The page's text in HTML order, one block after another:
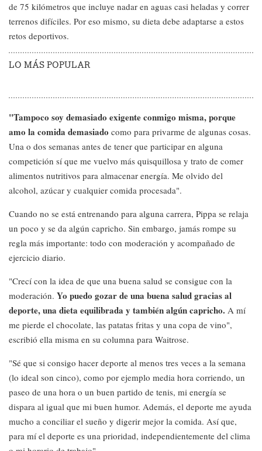
de 75 kilómetros que incluye nadar en aguas casi heladas y correr
terrenos difíciles. Por eso mismo, su dieta debe adaptarse a estos
retos deportivos.
LO MÁS POPULAR
"Tampoco soy demasiado exigente conmigo misma, porque
amo la comida demasiado como para privarme de algunas cosas.
Una o dos semanas antes de tener que participar en alguna
competición sí que me vuelvo más quisquillosa y trato de comer
alimentos nutritivos para almacenar energía. Me olvido del
alcohol, azúcar y cualquier comida procesada".
Cuando no se está entrenando para alguna carrera, Pippa se relaja
un poco y se da algún capricho. Sin embargo, jamás rompe su
regla más importante: todo con moderación y acompañado de
ejercicio diario.
"Crecí con la idea de que una buena salud se consigue con la
moderación. Yo puedo gozar de una buena salud gracias al
deporte, una dieta equilibrada y también algún capricho. A mí
me pierde el chocolate, las patatas fritas y una copa de vino",
escribió ella misma en su columna para Waitrose.
"Sé que si consigo hacer deporte al menos tres veces a la semana
(lo ideal son cinco), como por ejemplo media hora corriendo, un
paseo de una hora o un buen partido de tenis, mi energía se
dispara al igual que mi buen humor. Además, el deporte me ayuda
mucho a conciliar el sueño y digerir mejor la comida. Así que,
para mí el deporte es una prioridad, independientemente del clima